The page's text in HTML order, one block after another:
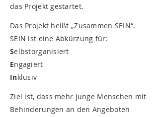
das Projekt gestartet.
Das Projekt heißt „Zusammen SEIN“.
SEIN ist eine Abkürzung für:
Selbstorganisiert
Engagiert
Inklusiv
Ziel ist, dass mehr junge Menschen mit
Behinderungen an den Angeboten